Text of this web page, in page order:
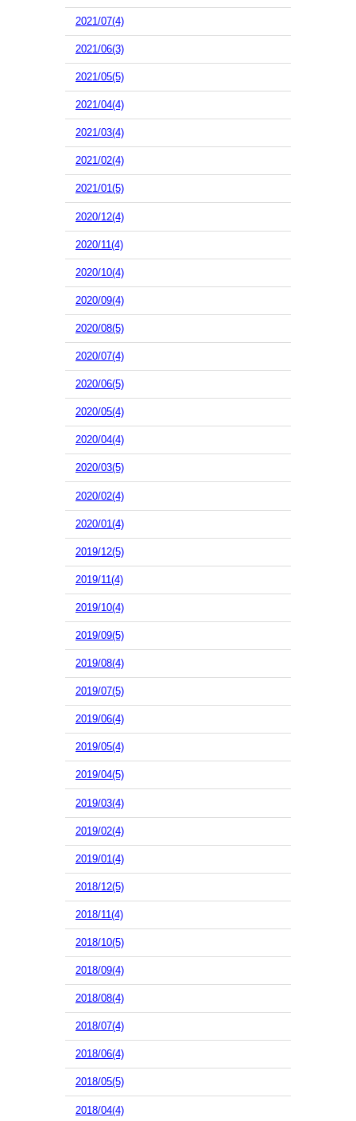
2021/07(4)
2021/06(3)
2021/05(5)
2021/04(4)
2021/03(4)
2021/02(4)
2021/01(5)
2020/12(4)
2020/11(4)
2020/10(4)
2020/09(4)
2020/08(5)
2020/07(4)
2020/06(5)
2020/05(4)
2020/04(4)
2020/03(5)
2020/02(4)
2020/01(4)
2019/12(5)
2019/11(4)
2019/10(4)
2019/09(5)
2019/08(4)
2019/07(5)
2019/06(4)
2019/05(4)
2019/04(5)
2019/03(4)
2019/02(4)
2019/01(4)
2018/12(5)
2018/11(4)
2018/10(5)
2018/09(4)
2018/08(4)
2018/07(4)
2018/06(4)
2018/05(5)
2018/04(4)